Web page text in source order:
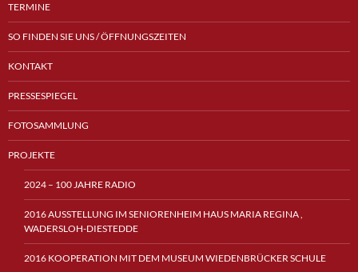
TERMINE
SO FINDEN SIE UNS / ÖFFNUNGSZEITEN
KONTAKT
PRESSESPIEGEL
FOTOSAMMLUNG
PROJEKTE
2024 – 100 JAHRE RADIO
2016 AUSSTELLUNG IM SENIORENHEIM HAUS MARIA REGINA ,
WADERSLOH-DIESTEDDE
2016 KOOPERATION MIT DEM MUSEUM WIEDENBRÜCKER SCHULE